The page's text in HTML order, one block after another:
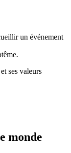
un événement
ses valeurs
monde